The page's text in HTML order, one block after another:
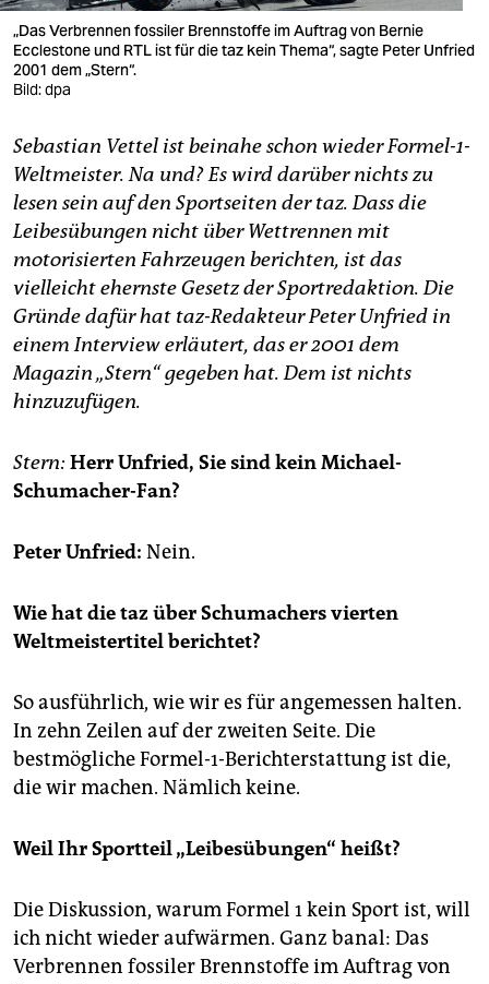
verlag
veranstaltungen
shop
fragen & hilfe
unterstützen
abo
genossenschaft
epaper login
„Das Verbrennen fossiler Brennstoffe im Auftrag von Bernie
Ecclestone und RTL ist für die taz kein Thema“, sagte Peter Unfried
2001 dem „Stern“.
Bild: dpa
Sebastian Vettel ist beinahe schon wieder Formel-1-
Weltmeister. Na und? Es wird darüber nichts zu
lesen sein auf den Sportseiten der taz. Dass die
Leibesübungen nicht über Wettrennen mit
motorisierten Fahrzeugen berichten, ist das
vielleicht ehernste Gesetz der Sportredaktion. Die
Gründe dafür hat taz-Redakteur Peter Unfried in
einem Interview erläutert, das er 2001 dem
Magazin „Stern“ gegeben hat. Dem ist nichts
hinzuzufügen.
Stern: Herr Unfried, Sie sind kein Michael-
Schumacher-Fan?
Peter Unfried: Nein.
Wie hat die taz über Schumachers vierten
Weltmeistertitel berichtet?
So ausführlich, wie wir es für angemessen halten.
In zehn Zeilen auf der zweiten Seite. Die
bestmögliche Formel-1-Berichterstattung ist die,
die wir machen. Nämlich keine.
Weil Ihr Sportteil „Leibesübungen“ heißt?
Die Diskussion, warum Formel 1 kein Sport ist, will
ich nicht wieder aufwärmen. Ganz banal: Das
Verbrennen fossiler Brennstoffe im Auftrag von